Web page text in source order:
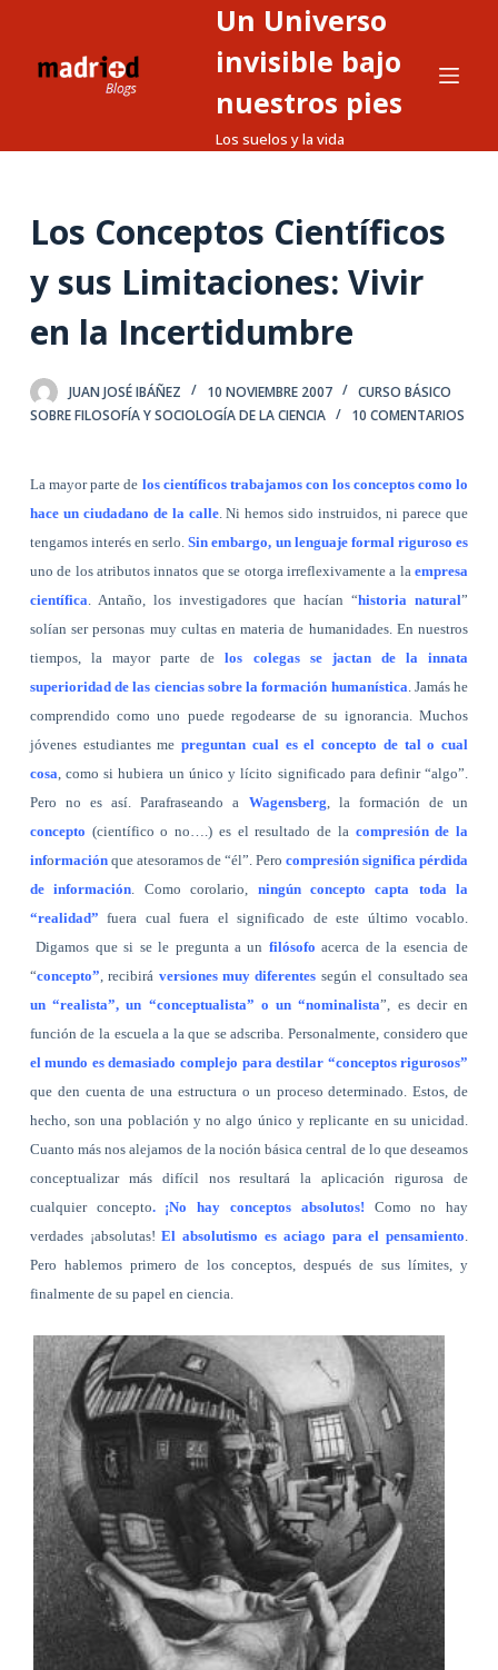
o
n
o
Un Universo
invisible bajo
nuestros pies
Los suelos y la vida
Los Conceptos Científicos
y sus Limitaciones: Vivir
en la Incertidumbre
JUAN JOSÉ IBÁÑEZ 10 NOVIEMBRE 2007
CURSO BÁSICO
SOBRE FILOSOFÍA Y SOCIOLOGÍA DE LA CIENCIA
10 COMENTARIOS
La mayor parte de los científicos trabajamos con los conceptos como lo
hace un ciudadano de la calle. Ni hemos sido instruidos, ni parece que
tengamos interés en serlo.Sin embargo, un lenguaje formal riguroso es
uno de los atributos innatos que se otorga irreflexivamente a laempresa
científica . Antaño, los investigadores que hacían “historia natural”
solían ser personas muy cultas en materia de humanidades. En nuestros
tiempos, la mayor parte delos colegas se jactan de la innata
superioridad de las ciencias sobre la formación humanística . Jamás he
comprendido como uno puede regodearse de su ignorancia. Muchos
jóvenes estudiantes mepreguntan cual es el concepto de tal o cual
cosa , como si hubiera un único y lícito significado para definir “algo”.
Pero no es así. Parafraseando a Wagensberg , la formación de un
concepto (científico o no….) es el resultado de la compresión de la
informaciónque atesoramos de “él”. Perocompresión significa pérdida
de información . Como corolario, ningún concepto capta toda la
“realidad” fuera cual fuera el significado de este último vocablo.
Digamos que si se le pregunta a un filósofo acerca de la esencia de
“concepto” , recibirá versiones muy diferentes según el consultado sea
un “realista”, un “conceptualista” o un “nominalista”, es decir en
función de la escuela a la que se adscriba. Personalmente, considero que
el mundo es demasiado complejo para destilar “conceptos rigurosos”
que den cuenta de una estructura o un proceso determinado. Estos, de
hecho, son una población y no algo único y replicante en su unicidad.
Cuanto más nos alejamos de la noción básica central de lo que deseamos
conceptualizar más difícil nos resultará la aplicación rigurosa de
cualquier concepto. ¡No hay conceptos absolutos! Como no hay
verdades ¡absolutas!El absolutismo es aciago para el pensamiento
Pero hablemos primero de los conceptos, después de sus límites, y
finalmente de su papel en ciencia.